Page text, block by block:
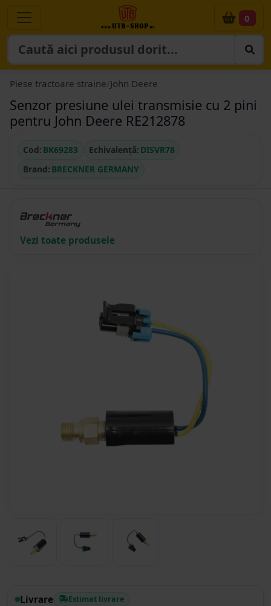
0
Piese tractoare straine John Deere
Senzor presiune ulei transmisie cu 2 pini
pentru John Deere RE212878
Cod: BK69283 Echivalență: DISVR78
Brand: BRECKNER GERMANY
Vezi toate produsele
Livrare Estimat livrare